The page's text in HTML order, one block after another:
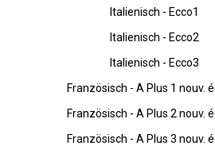
Italienisch - Ecco1
Italienisch - Ecco2
Italienisch - Ecco3
Französisch - A Plus 1 nouv.
Französisch - A Plus 2 nouv.
Französisch - A Plus 3 nouv.